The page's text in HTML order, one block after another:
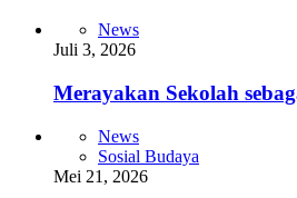
News
Juli 3, 2026
Merayakan Sekolah
News
Sosial Budaya
Mei 21, 2026